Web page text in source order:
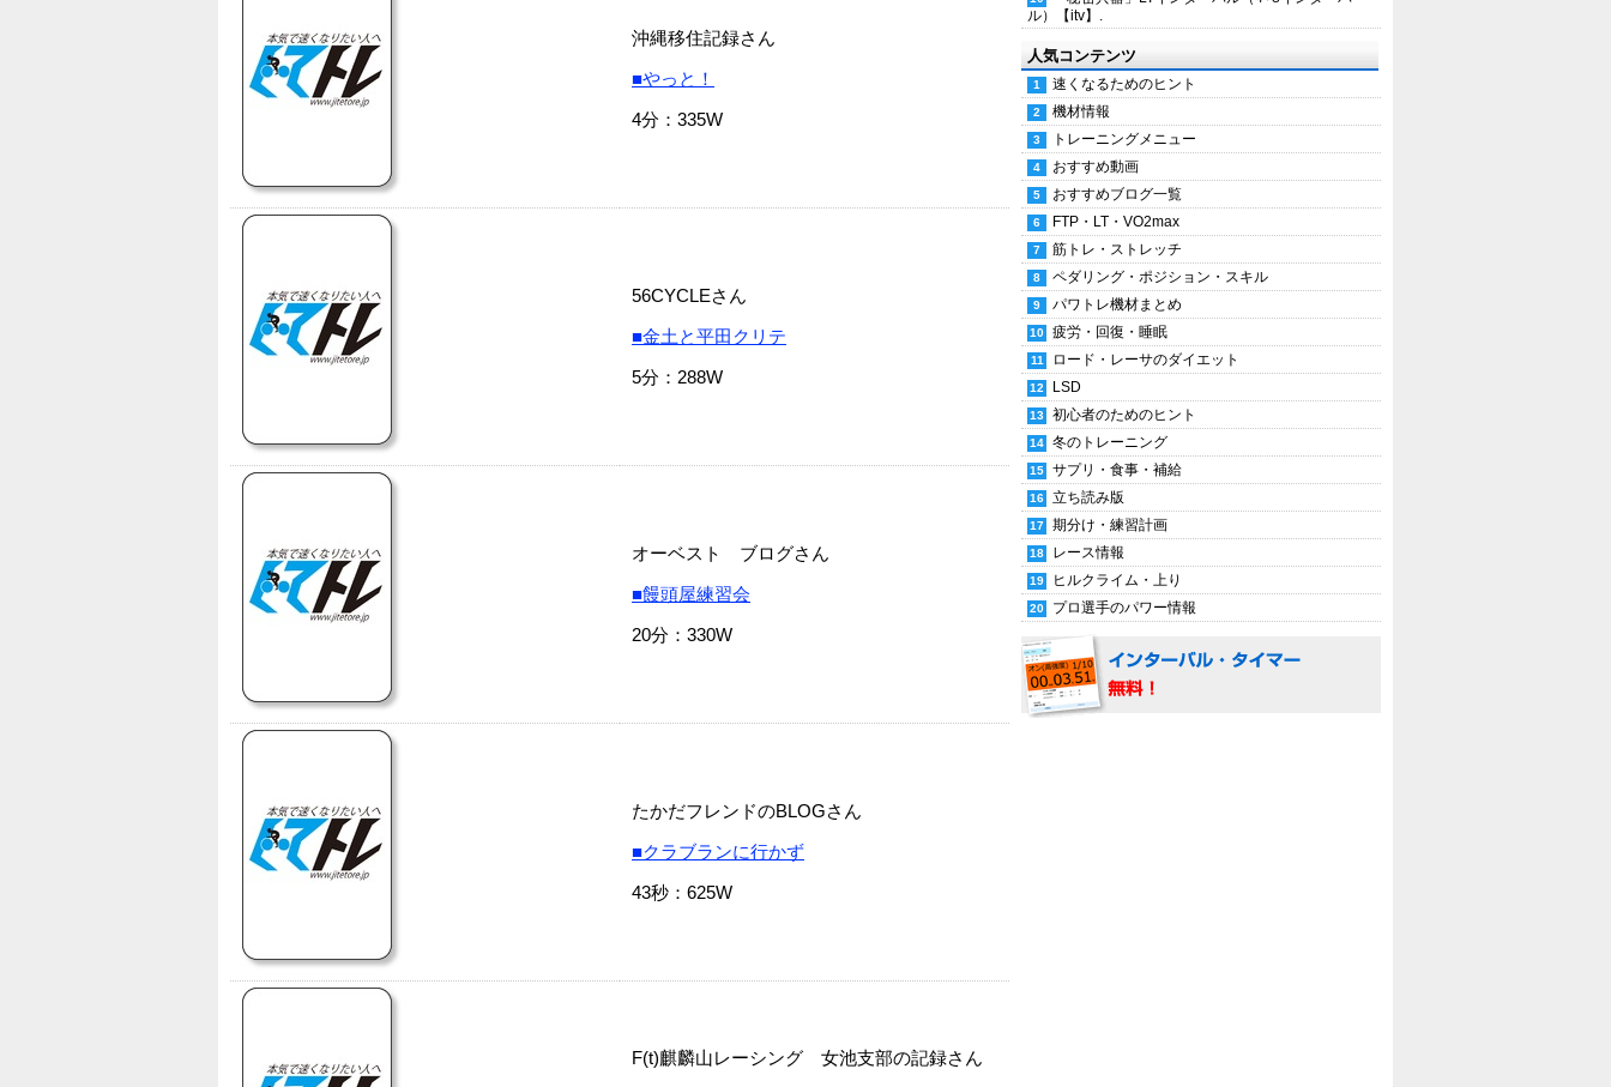
沖縄移住記録さん
■やっと！
4分：335W
56CYCLEさん
■金土と平田クリテ
5分：288W
オーベスト ブログさん
■饅頭屋練習会
20分：330W
たかだフレンドのBLOGさん
■クラブランに行かず
43秒：625W
F(t)麒麟山レーシング 女池支部の記録さん
ル）【itv】.
人気コンテンツ
速くなるためのヒント
機材情報
トレーニングメニュー
おすすめ動画
おすすめブログ一覧
FTP・LT・VO2max
筋トレ・ストレッチ
ペダリング・ポジション・スキル
パワトレ機材まとめ
疲労・回復・睡眠
ロード・レーサのダイエット
LSD
初心者のためのヒント
冬のトレーニング
サプリ・食事・補給
立ち読み版
期分け・練習計画
レース情報
ヒルクライム・上り
プロ選手のパワー情報